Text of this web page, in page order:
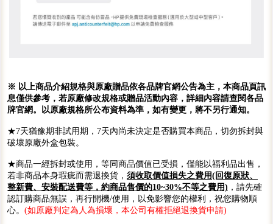
※ 以上商品介紹規格與原廠贈品依各品牌官網公告為主，本商品頁訊
息僅供參考，若原廠修改規格或贈品活動內容，詳細內容請查閱各品
牌官網。以原廠規格所公布資料為準，如有變更，將不另行通知。
★7天猶豫期非試用期，7天內尚未決定是否購買本商品，切勿拆封與
破壞原廠外盒包裝。
★商品一經拆封或使用，等同商品價值已受損，僅能以福利品出售，
若非商品本身瑕疵而需退換貨， 須收取價值損失之費用(回復原狀、
整新費、安裝配送費等，約商品售價的10~30%不等之費用) ，請先確
認訂購商品無誤，再行開機/使用，以免影響您的權利，祝您購物順
心。 (如原廠判定為人為損壞，本公司有權拒絕退換貨申請)